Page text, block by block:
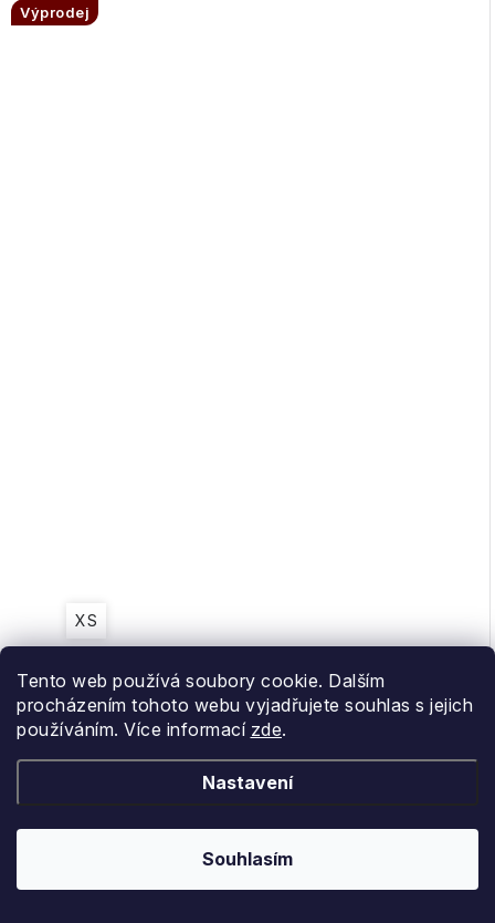
Tento web používá soubory cookie. Dalším
procházením tohoto webu vyjadřujete souhlas s jejich
používáním. Více informací zde.
Nastavení
Souhlasím
Goldbergh top Solane viola
Výprodej
XS
1 483 Kč